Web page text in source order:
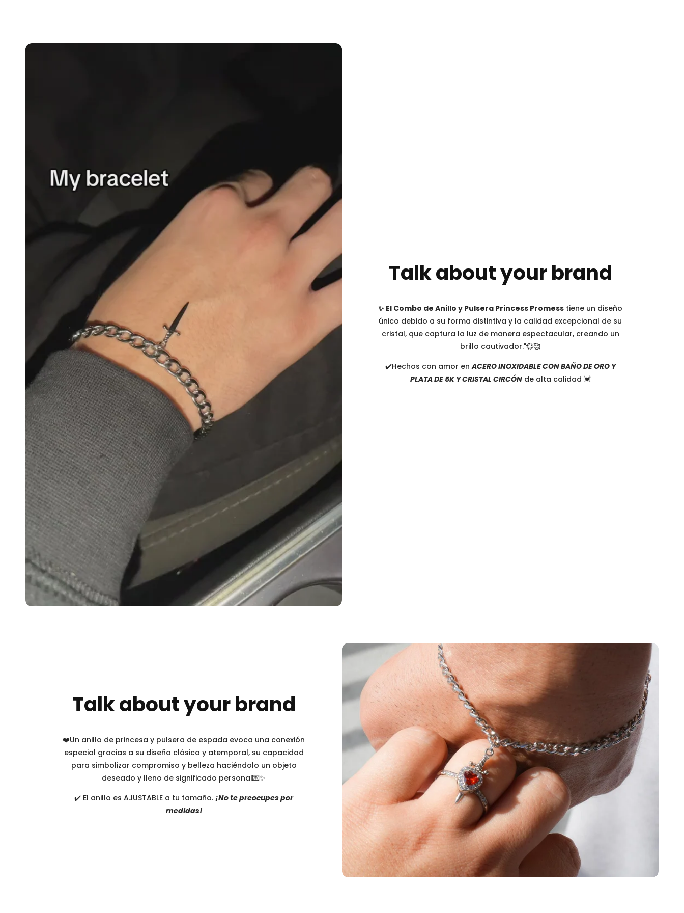
Talk about your brand
✨ El Combo de Anillo y Pulsera Princess Promess tiene un diseño
único debido a su forma distintiva y la calidad excepcional de su
cristal, que captura la luz de manera espectacular, creando un
brillo cautivador."💞🥰
✔️Hechos con amor enACERO INOXIDABLE CON BAÑO DE ORO Y
PLATA DE 5K Y CRISTAL CIRCÓNde alta calidad 💓
Talk about your brand
❤️Un anillo de princesa y pulsera de espada evoca una conexión
especial gracias a su diseño clásico y atemporal, su capacidad
para simbolizar compromiso y belleza haciéndolo un objeto
deseado y lleno de significado personal💌✨
✔️ El anillo es AJUSTABLE a tu tamaño. ¡No te preocupes por
medidas!